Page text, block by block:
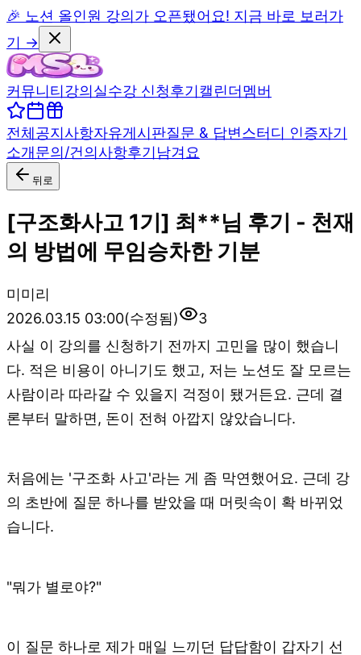
🎉 노션 올인원 강의가 오픈됐어요! 지금 바로 보러가
기 →
커뮤니티강의실수강 신청후기캘린더멤버
전체공지사항자유게시판질문 & 답변스터디 인증자기
소개문의/건의사항후기남겨요
뒤로
[구조화사고 1기] 최**님 후기 - 천재
의 방법에 무임승차한 기분
미미리
2026.03.15 03:00(수정됨)
3
사실 이 강의를 신청하기 전까지 고민을 많이 했습니
다. 적은 비용이 아니기도 했고, 저는 노션도 잘 모르는
사람이라 따라갈 수 있을지 걱정이 됐거든요. 근데 결
론부터 말하면, 돈이 전혀 아깝지 않았습니다.
처음에는 '구조화 사고'라는 게 좀 막연했어요. 근데 강
의 초반에 질문 하나를 받았을 때 머릿속이 확 바뀌었
습니다.
"뭐가 별로야?"
이 질문 하나로 제가 매일 느끼던 답답함이 갑자기 선